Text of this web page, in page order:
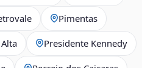
Pimentas
Presidente Kennedy